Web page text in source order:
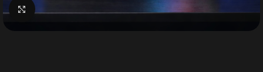
Click to enlarge